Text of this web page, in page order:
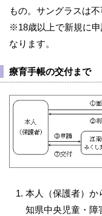
もの。サングラスは
※18歳以上で新規に
なります。
療育手帳の交付まで
本人（保護者）か
知県中央児童・障